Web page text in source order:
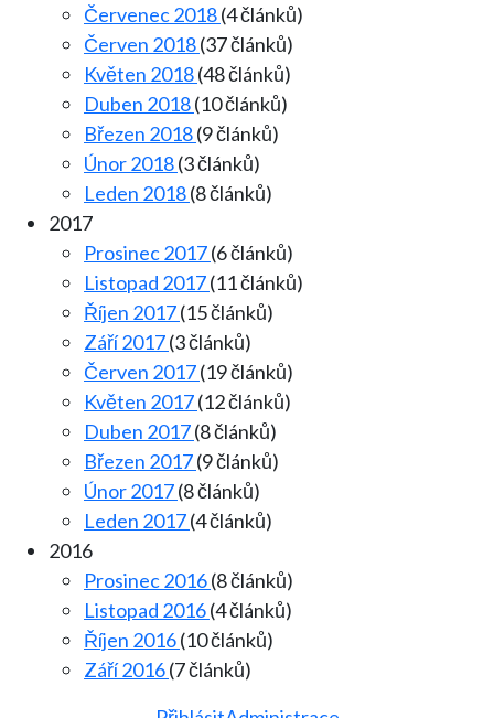
Červenec 2018(4 článků)
Červen 2018(37 článků)
Květen 2018(48 článků)
Duben 2018(10 článků)
Březen 2018(9 článků)
Únor 2018(3 článků)
Leden 2018(8 článků)
2017
Prosinec 2017(6 článků)
Listopad 2017(11 článků)
Říjen 2017(15 článků)
Září 2017(3 článků)
Červen 2017(19 článků)
Květen 2017(12 článků)
Duben 2017(8 článků)
Březen 2017(9 článků)
Únor 2017(8 článků)
Leden 2017(4 článků)
2016
Prosinec 2016(8 článků)
Listopad 2016(4 článků)
Říjen 2016(10 článků)
Září 2016(7 článků)